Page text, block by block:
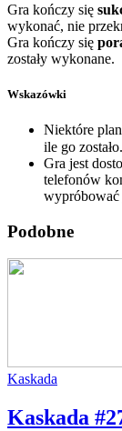
Gra kończy się
wykonać, nie
Gra kończy się
zostały wykonane.
Wskazówki
Niektóre
ile go
Gra jest
telefonów
wypróbować
Podobne
Kaskada
Kaskada